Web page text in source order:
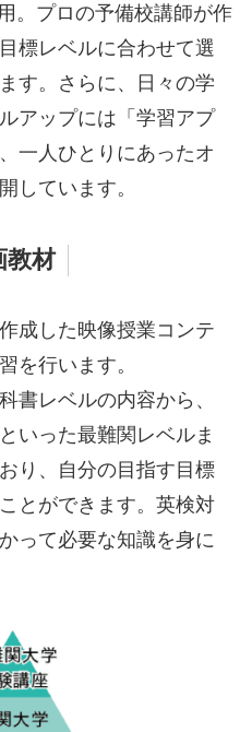
。プロの予備校講師が作
標レベルに合わせて選
す。さらに、日々の学
アップには「学習アプ
一人ひとりにあったオ
しています。
教材
成した映像授業コンテ
を行います。
書レベルの内容から、
いった最難関レベルま
り、自分の目指す目標
とができます。英検対
って必要な知識を身に